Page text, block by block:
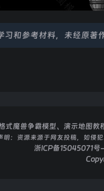
和参考材料，未经原著
式魔兽争霸模型、演示地图教
明： 资源来源于网友投稿，如侵
浙ICP备15045071号